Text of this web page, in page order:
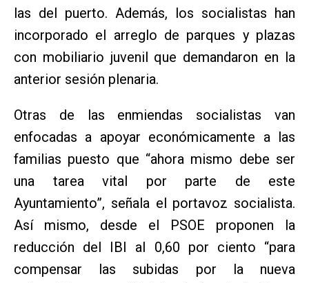
las del puerto. Además, los socialistas han
incorporado el arreglo de parques y plazas
con mobiliario juvenil que demandaron en la
anterior sesión plenaria.
Otras de las enmiendas socialistas van
enfocadas a apoyar económicamente a las
familias puesto que “ahora mismo debe ser
una tarea vital por parte de este
Ayuntamiento”, señala el portavoz socialista.
Así mismo, desde el PSOE proponen la
reducción del IBI al 0,60 por ciento “para
compensar las subidas por la nueva